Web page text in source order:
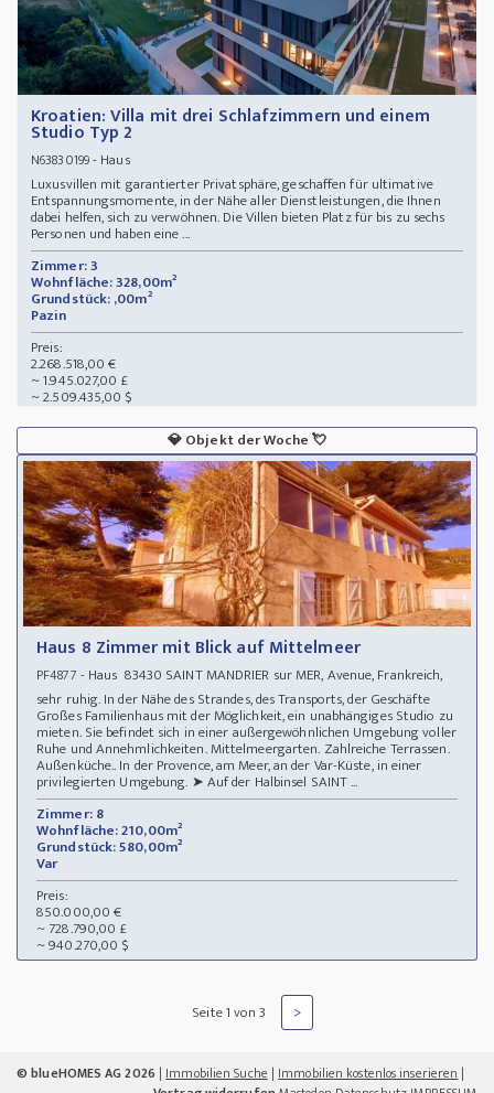
Kroatien: Villa mit drei Schlafzimmern und einem
Studio Typ 2
N63830199- Haus
Luxusvillen mit garantierter Privatsphäre, geschaffen für ultimative
Entspannungsmomente, in der Nähe aller Dienstleistungen, die Ihnen
dabei helfen, sich zu verwöhnen. Die Villen bieten Platz für bis zu sechs
Personen und haben eine ...
Zimmer: 3
Wohnfläche: 328,00m²
Grundstück: ,00m²
Pazin
Preis:
2.268.518,00 €
~ 1.945.027,00 £
~ 2.509.435,00 $
💎Objekt der Woche💘
Haus 8 Zimmer mit Blick auf Mittelmeer
PF4877 - Haus 83430 SAINT MANDRIER sur MER, Avenue, Frankreich,
sehr ruhig. In der Nähe des Strandes, des Transports, der Geschäfte
Großes Familienhaus mit der Möglichkeit, ein unabhängiges Studio zu
mieten. Sie befindet sich in einer außergewöhnlichen Umgebung voller
Ruhe und Annehmlichkeiten. Mittelmeergarten. Zahlreiche Terrassen.
Außenküche.. In der Provence, am Meer, an der Var-Küste, in einer
privilegierten Umgebung. ➤ Auf der Halbinsel SAINT ...
Zimmer: 8
Wohnfläche: 210,00m²
Grundstück: 580,00m²
Var
Preis:
850.000,00 €
~ 728.790,00 £
~ 940.270,00 $
Seite 1 von 3 >
© blueHOMES AG 2026 |Immobilien Suche|Immobilien kostenlos inserieren|